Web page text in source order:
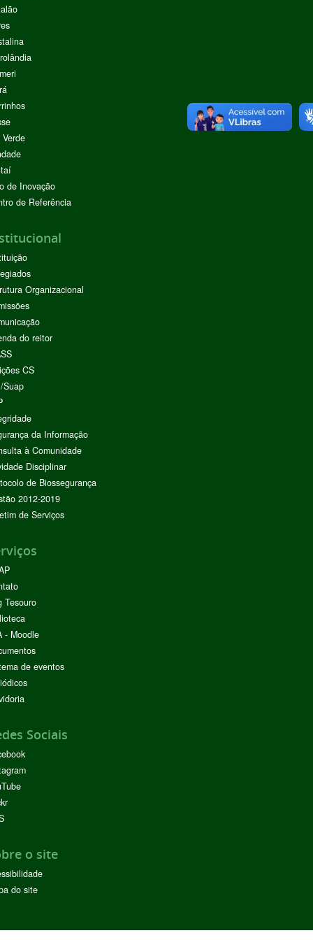
de Inovação
de Referência
Organizacional
do reitor
CS
Suap
da Informação
à Comunidade
Disciplinar
de Biossegurança
2012-2019
de Serviços
Tesouro
- Moodle
de eventos
Sociais
o site
do site